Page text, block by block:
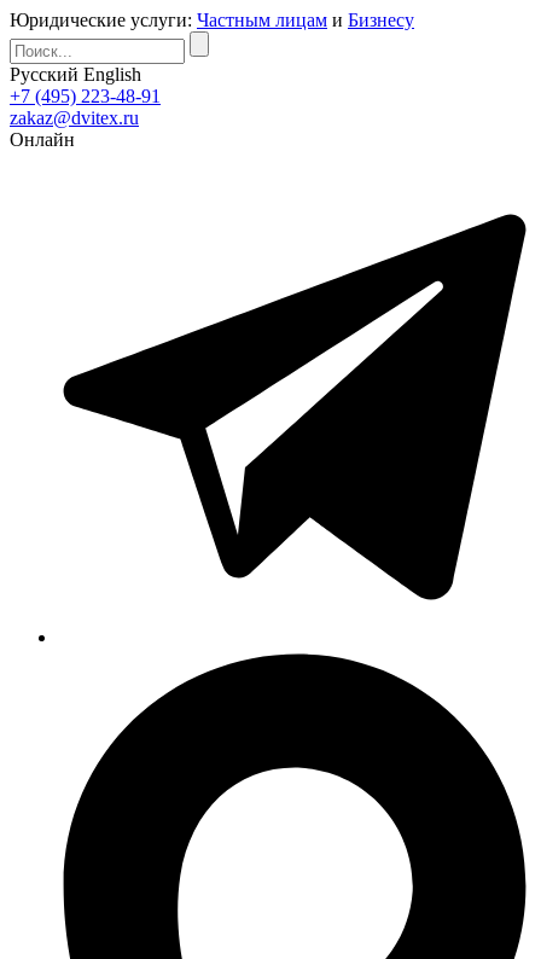
Юридические услуги: Частным лицам и Бизнесу
Русский English
+7 (495) 223-48-91
zakaz@dvitex.ru
Онлайн